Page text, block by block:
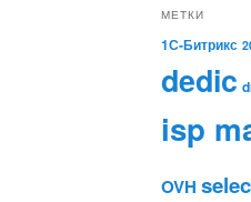
МЕТКИ
1С-Битрикс
dedic
isp
OVH